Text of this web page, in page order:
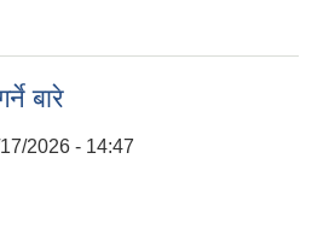
बारे
2026 - 14:47